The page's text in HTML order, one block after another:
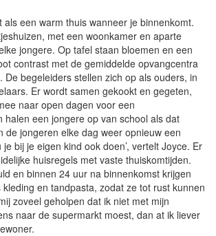
als een warm thuis wanneer je binnenkomt.
met een woonkamer en aparte
jongere. Op tafel staan bloemen en een
contrast met de gemiddelde opvangcentra
De begeleiders stellen zich op als ouders, in
Er wordt samen gekookt en gegeten,
naar open dagen voor een
halen een jongere op van school als dat
de jongeren elke dag weer opnieuw een
bij je eigen kind ook doen’, vertelt Joyce. Er
huisregels met vaste thuiskomtijden.
en binnen 24 uur na binnenkomst krijgen
en tandpasta, zodat ze tot rust kunnen
zoveel geholpen dat ik niet met mijn
naar de supermarkt moest, dan at ik liever